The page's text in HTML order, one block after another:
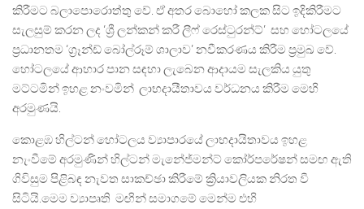
කිරීමට බලාපොරොත්තු වේ. ඒ අතර බොහෝ කලක සිට ඉදිකිරීමට
සැලසුම් කරන ලද ‘ශ්‍රී ලන්කන් කරී ලීෆ් රෙස්ටුරන්ට්’ සහ හෝටලයේ
ප්‍රධානතම ‘ග්‍රෑන්ඩ් බෝල්රූම් ශාලාව’ නවීකරණය කිරීම ප්‍රමුඛ වේ.
හෝටලයේ ආහාර පාන සඳහා ලැබෙන ආදායම සැලකිය යුතු
මට්ටමින් ඉහළ නංවමින් ලාභදායීතාවය වර්ධනය කිරීම මෙහි
අරමුණයි.
කොළඹ හිල්ටන් හෝටලය ව්‍යාපාරයේ ලාභදායිතාවය ඉහළ
නැංවීමේ අරමුණින් හිල්ටන් මැනේජ්මන්ට් කෝර්පරේෂන් සමඟ ඇති
ගිවිසුම පිළිබඳ නැවත සාකච්ඡා කිරීමේ ක්‍රියාවලියක නිරත වී
සිටියි.මෙම ව්‍යාපෘති මඟින් සමාගමේ මෙන්ම එහි